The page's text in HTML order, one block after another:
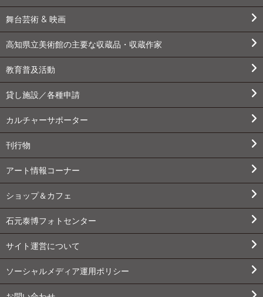
舞台芸術 & 映画
高知県立美術館の主要な収蔵品・収蔵作家
教育普及活動
貸し施設／各種申請
カルチャーサポーター
刊行物
アート情報コーナー
ショップ＆カフェ
石元泰博フォトセンター
サイト運営について
ソーシャルメディア運用ポリシー